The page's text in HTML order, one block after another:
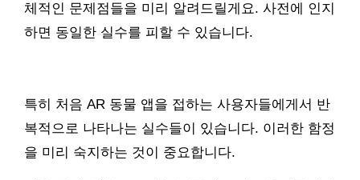
체적인 문제점들을 미리 알려드릴게요. 사전에 인지
하면 동일한 실수를 피할 수 있습니다.
특히 처음 AR 동물 앱을 접하는 사용자들에게서 반
복적으로 나타나는 실수들이 있습니다. 이러한 함정
을 미리 숙지하는 것이 중요합니다.